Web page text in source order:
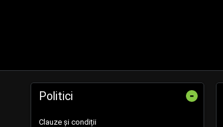
Politici -
Clauze și condiții